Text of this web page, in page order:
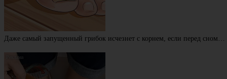
Даже самый запущенный грибок исчезнет с корнем, если перед сном…